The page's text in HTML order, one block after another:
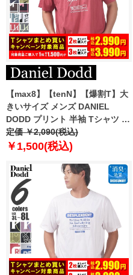
【max8】【tenN】【爆割T】大
きいサイズ メンズ DANIEL
DODD プリント 半袖 Tシャツ 全
8色 azt-2502pt4 【t2501】
定価 ￥2,090(税込)
￥1,500(税込)